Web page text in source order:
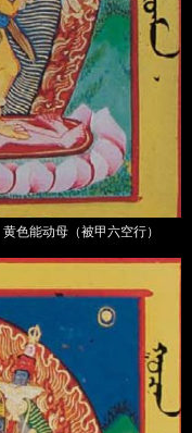
黄色能动母（被甲六空行）